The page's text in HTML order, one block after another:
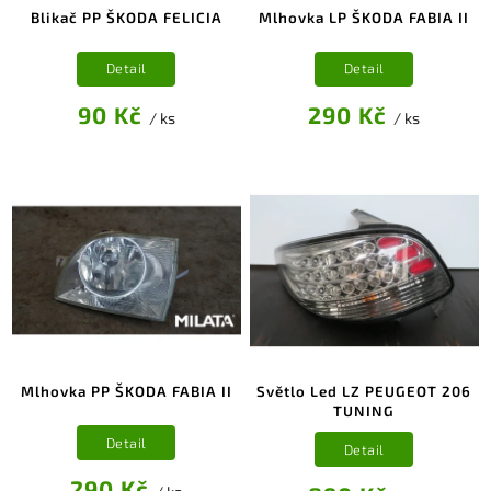
2005-2007 1
1997-2002
2003-2010
2004-2010
1999-2007
1
2001-2008
do 2008
2000-2009 2
2004-2008 1
1996-2000 2
2008-2012
1
1998-2000 0
2002-2008
2002-2006
2004-2006
Blikač PP ŠKODA FELICIA
90 Kč / ks
Detail
Mlhovka LP ŠKODA FABIA II
290 Kč / ks
Detail
Mlhovka PP ŠKODA FABIA II
Detail
Světlo Led LZ PEUGEOT 206
TUNING
Detail